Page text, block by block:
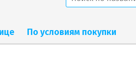
По условиям покупки